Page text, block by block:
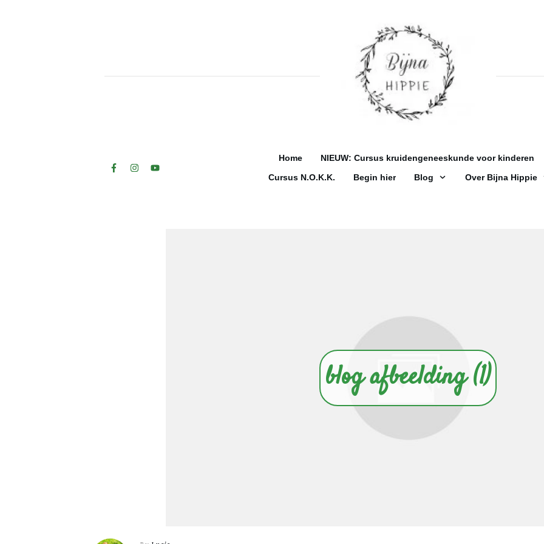
Home
NIEUW: Cursus kruidengeneeskunde voor kinderen
Cursus N.O.K.K.
Begin hier Blog Over Bijna Hippie
blog afbeelding (1)